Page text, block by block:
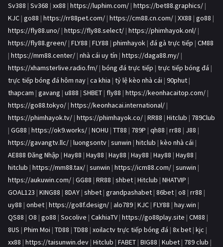
Sv388 | Sv368 | xx88 | https://luphim.com/ | https://bet88.graphics/ |
KJC | go88 | https://rr88pet.com/ | https://cm88.cn.com/ | XX88 | go88 |
https://fly88.uno/ | https://fly88.select/ | https://phimhayok.onl/ |
https://fly88.green/ | FLY88 | FLY88 | phimhayok | đá gà trực tiếp | CM88
| https://mm88.center/ | nhà cái uy tín | https://daga88.my/ |
https://xhamsterlive.radio.fm/ | bóng đá trực tiếp | trực tiếp bóng đá |
trực tiếp bóng đá hôm nay | ca khia | tỷ lệ kèo nhà cái | 90phut |
thapcam | gavang | u888 | SHBET | fly88 | https://keonhacaitop.com/ |
https://go88.tokyo/ | https://keonhacai.international/ |
https://phimhayok.tv/ | https://phimhayok.co/ | RR88 | Hitclub | 789Club
| GG88 | https://ok9.works/ | NOHU | TT88 | 789P | qh88 | rr88 | J88 |
https://gavangtv.llc/ | luongsontv | sunwin | hitclub | kèo nhà cái |
AE888 Đăng Nhập | Hay88 | Hay88 | Hay88 | Hay88 | Hay88 | Hay88 |
hitclub | https://mm88.tax/ | sunwin | https://icm88.com/ | sunwin |
https://aukuwin.com/ | GG88 | RR88 | shbet | Hitclub | NHATVIP |
GOAL123 | KING88 | 8DAY | shbet | grandpashabet | 86bet | o8 | rr88 |
uy88 | onbet | https://go8f.design/ | alo789 | KJC | FLY88 | hay.win |
QS88 | O8 | go88 | Socolive | CakhiaTV | https://go88play.site | CM88 |
8US | Phim Moi | TD88 | TD88 | xoilactv trực tiếp bóng đá | 8x bet | kjc |
xx88 | https://taisunwin.dev | Hitclub | FABET | BIG88 | Kubet | 789 club |